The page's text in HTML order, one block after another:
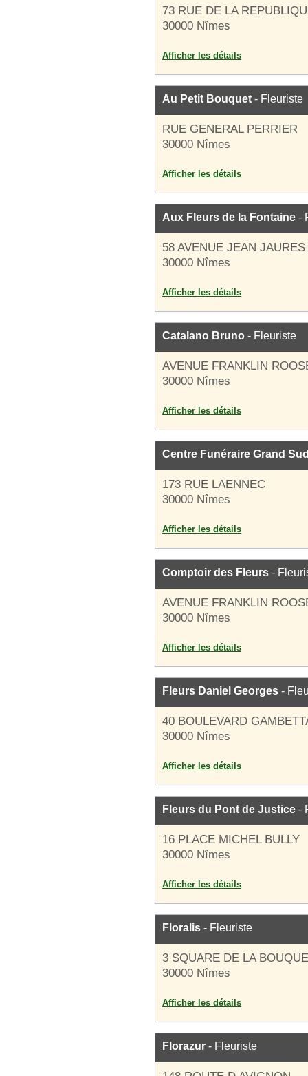
73 RUE DE LA
30000 Nîmes
Afficher les détails
Au Petit Bouquet - Fleuriste
RUE GENERAL PERRIER
30000 Nîmes
Afficher les détails
Aux Fleurs de la Fontaine -
58 AVENUE JEAN JAURES
30000 Nîmes
Afficher les détails
Catalano Bruno - Fleuriste
AVENUE FRANKLIN
30000 Nîmes
Afficher les détails
Centre Funéraire Grand
173 RUE LAENNEC
30000 Nîmes
Afficher les détails
Comptoir des Fleurs -
AVENUE FRANKLIN
30000 Nîmes
Afficher les détails
Fleurs Daniel Georges -
40 BOULEVARD
30000 Nîmes
Afficher les détails
Fleurs du Pont de Justice -
16 PLACE MICHEL BULLY
30000 Nîmes
Afficher les détails
Floralis - Fleuriste
3 SQUARE DE LA
30000 Nîmes
Afficher les détails
Florazur - Fleuriste